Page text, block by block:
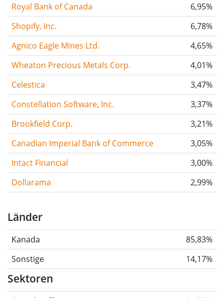
Royal Bank of Canada
6,95%
Shopify, Inc.
6,78%
Agnico Eagle Mines Ltd.
4,65%
Wheaton Precious Metals Corp.
4,01%
Celestica
3,47%
Constellation Software, Inc.
3,37%
Brookfield Corp.
3,21%
Canadian Imperial Bank of Commerce
3,05%
Intact Financial
3,00%
Dollarama
2,99%
Länder
Kanada
85,83%
Sonstige
14,17%
Sektoren